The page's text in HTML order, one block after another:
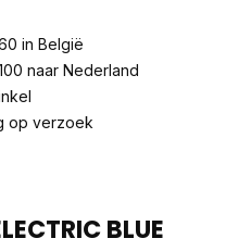
in België
naar Nederland
op verzoek
BLUE